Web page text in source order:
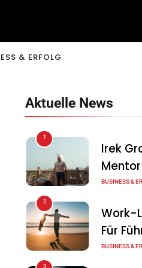
& ERFOLG
Aktuelle News
1
Irek
BUSINESS &
2
Work-
Für
Illusion
BUSINESS &
3